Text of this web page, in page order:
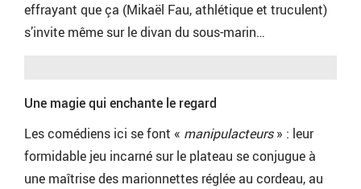
effrayant que ça (Mikaël Fau, athlétique et truculent)
s’invite même sur le divan du sous-marin…
Une magie qui enchante le regard
Les comédiens ici se font « manipulacteurs» : leur
formidable jeu incarné sur le plateau se conjugue à
une maîtrise des marionnettes réglée au cordeau, au